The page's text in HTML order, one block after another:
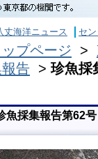
丈海洋ニュース セ
ップページ >
告 > 珍魚
魚採集報告